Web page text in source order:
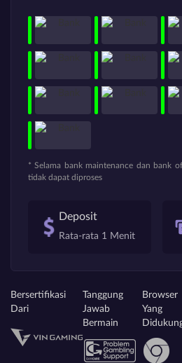
* Selama bank maintenance dan bank
tidak dapat diproses
Deposit
Rata-rata 1 Menit
Bersertifikasi
Dari
Tanggung
Jawab
Bermain
Browser
Yang